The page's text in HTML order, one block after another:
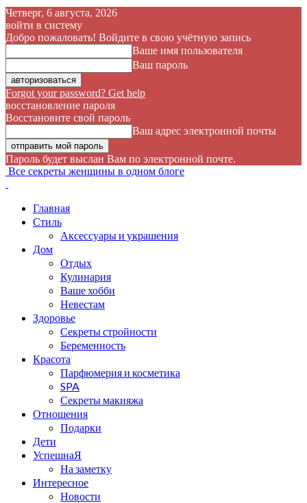
Четверг, 6 августа, 2026
войти в систему
Добро пожаловать! Войдите в свою учётную запись
Ваше имя пользователя
Ваш пароль
Forgot your password? Get help
восстановление пароля
Восстановите свой пароль
Ваш адрес электронной почты
Пароль будет выслан Вам по электронной почте.
Все секреты женщины в одном блоге
Главная
Стиль
Аксессуары и украшения
Дом
Отдых
Кулинария
Ваше хобби
Невестам
Здоровье
Секреты стройности
Беременность
Красота
Парфюмерия и косметика
SPA
Секреты макияжа
Отношения
Подарки
Дети
УспешнаЯ
На заметку
Интересное
Новости